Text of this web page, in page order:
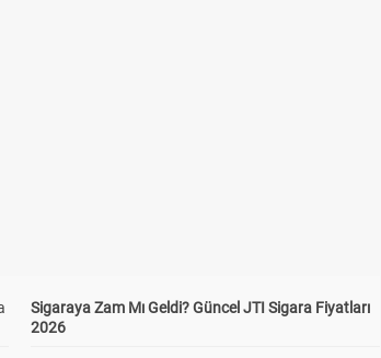
Sigaraya Zam Mı Geldi? Güncel JTI Sigara Fiyatları
2026